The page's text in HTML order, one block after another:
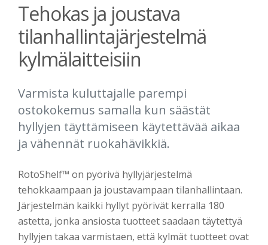
Tehokas ja joustava
tilanhallintajärjestelmä
kylmälaitteisiin
Varmista kuluttajalle parempi
ostokokemus samalla kun säästät
hyllyjen täyttämiseen käytettävää aikaa
ja vähennät ruokahävikkiä.
RotoShelf™ on pyörivä hyllyjärjestelmä
tehokkaampaan ja joustavampaan tilanhallintaan.
Järjestelmän kaikki hyllyt pyörivät kerralla 180
astetta, jonka ansiosta tuotteet saadaan täytettyä
hyllyjen takaa varmistaen, että kylmät tuotteet ovat